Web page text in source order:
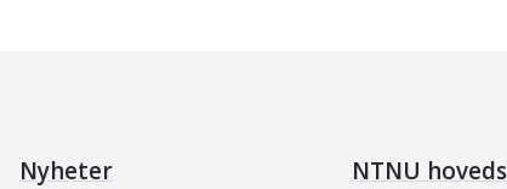
Nyheter
NTNU